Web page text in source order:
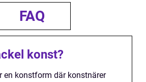
FAQ
konst?
en konstform där konstnärer